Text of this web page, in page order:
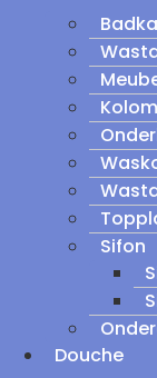
Sifon
Douche